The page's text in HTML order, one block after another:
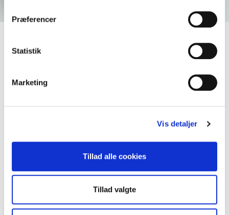
Præferencer
Statistik
Marketing
Vis detaljer
Tillad alle cookies
Tillad valgte
grøntsager, frugt og urter, som vi sætter en stor ære i.